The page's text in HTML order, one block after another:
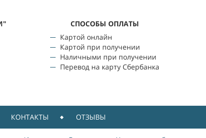
CПОСОБЫ ОПЛАТЫ
Картой онлайн
Картой при получении
Наличными при получении
Перевод на карту Сбербанка
КОНТАКТЫ ОТЗЫВЫ